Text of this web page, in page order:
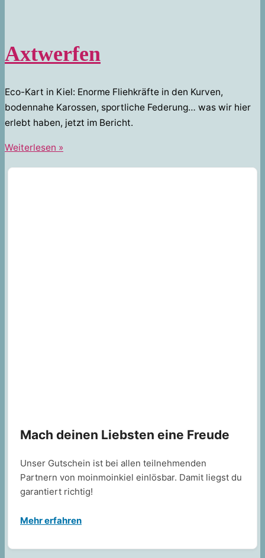
Axtwerfen
Eco-Kart in Kiel: Enorme Fliehkräfte in den Kurven,
bodennahe Karossen, sportliche Federung… was wir hier
erlebt haben, jetzt im Bericht.
Axtwerfen
Weiterlesen »
Mach deinen Liebsten eine Freude
Unser Gutschein ist bei allen teilnehmenden
Partnern von moinmoinkiel einlösbar. Damit liegst du
garantiert richtig!
Mehr erfahren